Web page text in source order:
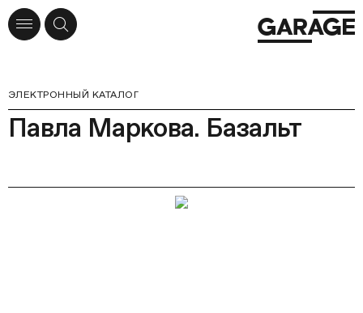
ЭЛЕКТРОННЫЙ КАТАЛОГ
Павла Маркова. Базальт